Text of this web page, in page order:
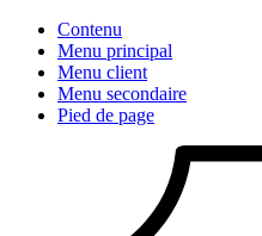
Contenu
Menu principal
Menu client
Menu secondaire
Pied de page